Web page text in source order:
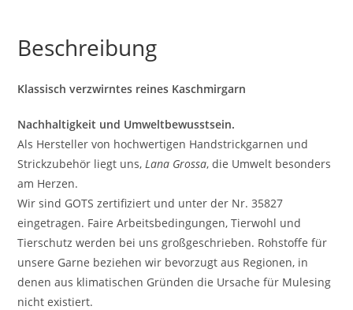
Beschreibung
Klassisch verzwirntes reines Kaschmirgarn
Nachhaltigkeit und Umweltbewusstsein.
Als Hersteller von hochwertigen Handstrickgarnen und
Strickzubehör liegt uns,Lana Grossa, die Umwelt besonders
am Herzen.
Wir sind GOTS zertifiziert und unter der Nr. 35827
eingetragen. Faire Arbeitsbedingungen, Tierwohl und
Tierschutz werden bei uns großgeschrieben. Rohstoffe für
unsere Garne beziehen wir bevorzugt aus Regionen, in
denen aus klimatischen Gründen die Ursache für Mulesing
nicht existiert.